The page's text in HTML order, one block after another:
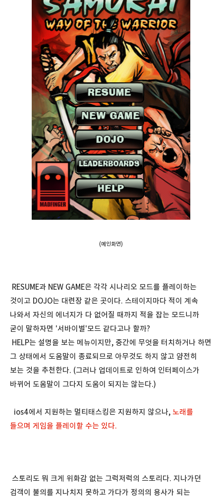
(메인화면)
RESUME과 NEW GAME은 각각 시나리오 모드를 플레이하는
것이고 DOJO는 대련장 같은 곳이다. 스테이지마다 적이 계속
나와서 자신의 에너지가 다 없어질 때까지 적을 잡는 모드니까
굳이 말하자면 '서바이벌'모드 같다고나 할까?
HELP는 설명을 보는 메뉴이지만, 중간에 무엇을 터치하거나 하면
그 상태에서 도움말이 종료되므로 아무것도 하지 않고 얌전히
보는 것을 추천한다. (그러나 업데이트로 인하여 인터페이스가
바뀌어 도움말이 그다지 도움이 되지는 않는다.)
ios4에서 지원하는 멀티태스킹은 지원하지 않으나, 노래를
들으며 게임을 플레이할 수는 있다.
스토리도 뭐 크게 위화감 없는 그럭저럭의 스토리다. 지나가던
검객이 불의를 지나치지 못하고 가다가 정의의 용사가 되는